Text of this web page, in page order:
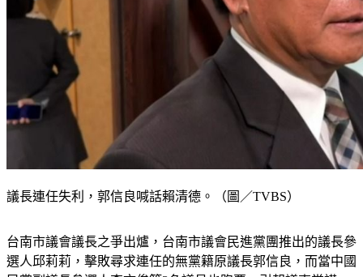
議長連任失利，郭信良喊話賴清德。（圖／TVBS）
台南市議會議長之爭出爐，台南市議會民進黨團推出的議長參
選人邱莉莉，擊敗尋求連任的無黨籍原議長郭信良，而當中國